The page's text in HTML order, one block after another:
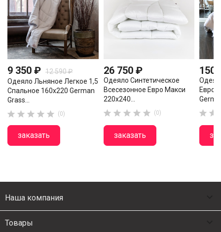
9 350 ₽ 12 590 ₽
Одеяло Льняное Легкое 1,5
Спальное 160х220 German
Grass...
     (0)
заказать
26 750 ₽
Одеяло Синтетическое
Всесезонное Евро Макси
220х240...
     (0)
заказать
150
Евро
 
Наша компания
Товары